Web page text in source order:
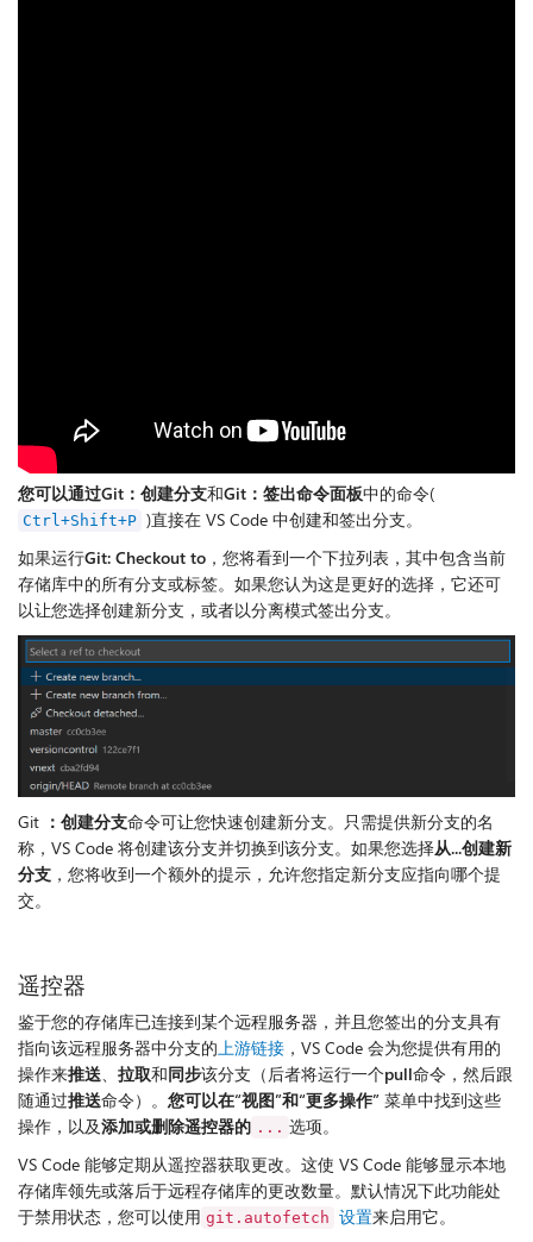
您可以通过Git：创建分支和Git：签出命令面板中的命令(
Ctrl+Shift+P )直接在 VS Code 中创建和签出分支。
如果运行Git: Checkout to ，您将看到一个下拉列表，其中包含当前
存储库中的所有分支或标签。如果您认为这是更好的选择，它还可
以让您选择创建新分支，或者以分离模式签出分支。
Git ：创建分支命令可让您快速创建新分支。只需提供新分支的名
称，VS Code 将创建该分支并切换到该分支。如果您选择从...创建新
分支 ，您将收到一个额外的提示，允许您指定新分支应指向哪个提
交。
遥控器
鉴于您的存储库已连接到某个远程服务器，并且您签出的分支具有
指向该远程服务器中分支的上游链接 ，VS Code 会为您提供有用的
操作来推送、 拉取和同步该分支（后者将运行一个pull命令，然后跟
随通过推送命令）。 您可以在“视图”和“更多操作” 菜单中找到这些
操作，以及添加或删除遥控器的 ... 选项。
VS Code 能够定期从遥控器获取更改。这使 VS Code 能够显示本地
存储库领先或落后于远程存储库的更改数量。默认情况下此功能处
于禁用状态，您可以使用 git.autofetch 设置来启用它。